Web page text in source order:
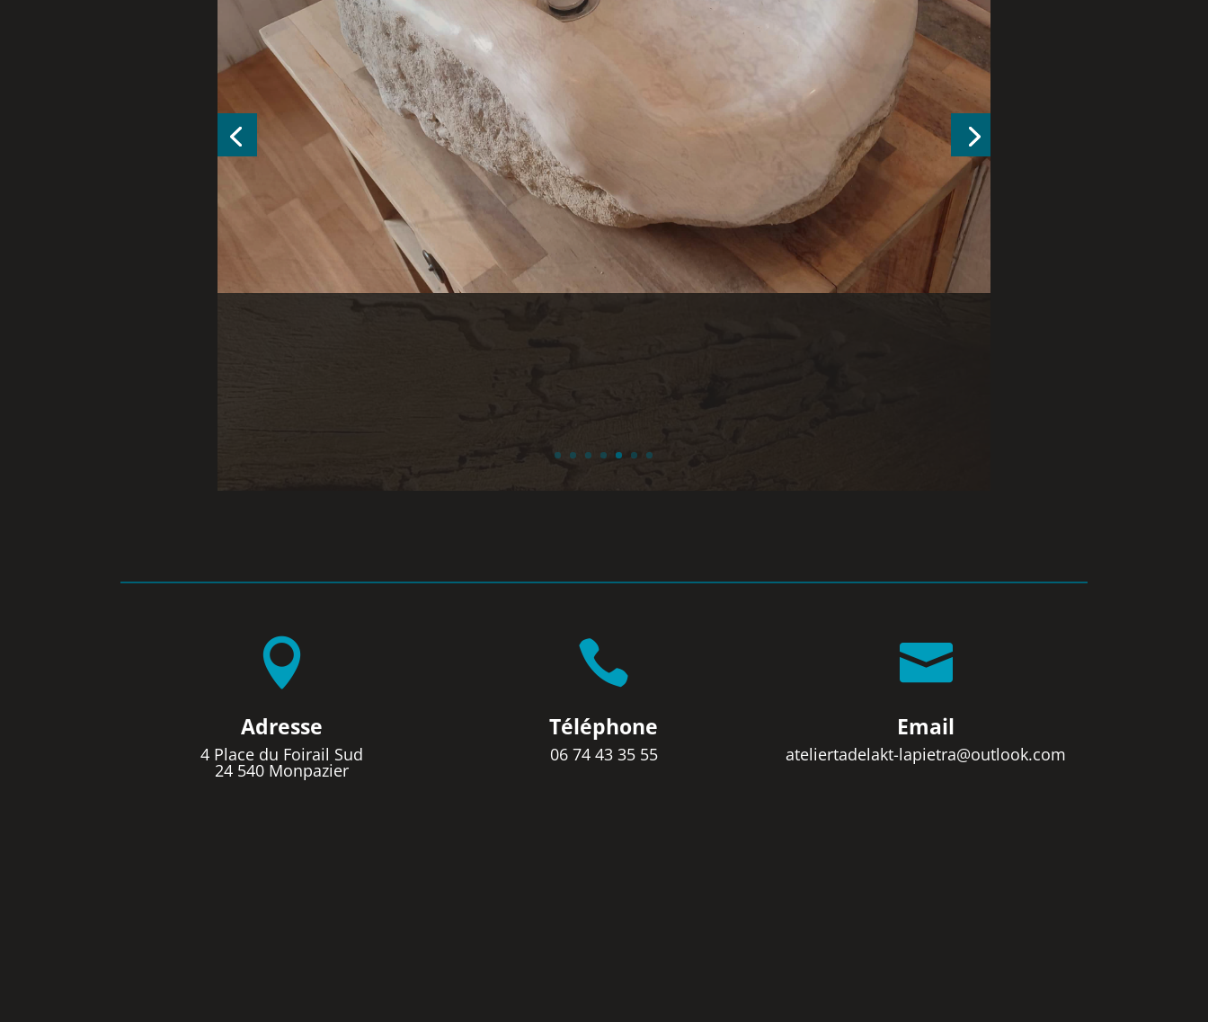

Adresse
4 Place du Foirail Sud
24 540 Monpazier

Téléphone
06 74 43 35 55

Email
ateliertadelakt-lapietra@outlook.com